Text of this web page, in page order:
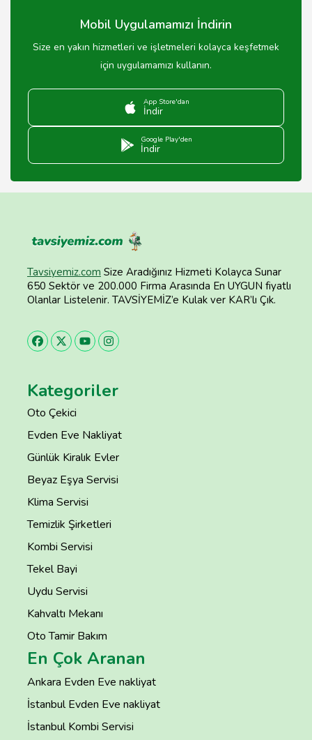
Mobil Uygulamamızı İndirin
Size en yakın hizmetleri ve işletmeleri kolayca keşfetmek
için uygulamamızı kullanın.
App Store'dan
İndir
Google Play'den
İndir
Tavsiyemiz.com Size Aradığınız Hizmeti Kolayca Sunar
650 Sektör ve 200.000 Firma Arasında En UYGUN fiyatlı
Olanlar Listelenir. TAVSİYEMİZ’e Kulak ver KAR’lı Çık.
Kategoriler
Oto Çekici
Evden Eve Nakliyat
Günlük Kiralık Evler
Beyaz Eşya Servisi
Klima Servisi
Temizlik Şirketleri
Kombi Servisi
Tekel Bayi
Uydu Servisi
Kahvaltı Mekanı
Oto Tamir Bakım
En Çok Aranan
Ankara Evden Eve nakliyat
İstanbul Evden Eve nakliyat
İstanbul Kombi Servisi